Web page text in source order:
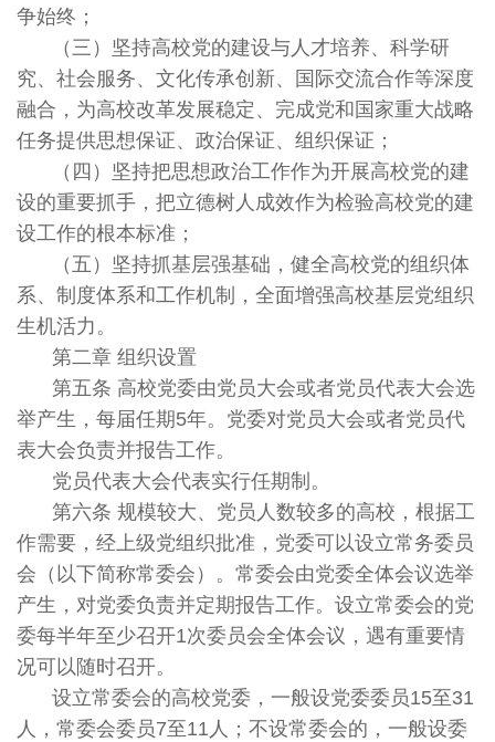
争始终；
（三）坚持高校党的建设与人才培养、科学研
究、社会服务、文化传承创新、国际交流合作等深度
融合，为高校改革发展稳定、完成党和国家重大战略
任务提供思想保证、政治保证、组织保证；
（四）坚持把思想政治工作作为开展高校党的建
设的重要抓手，把立德树人成效作为检验高校党的建
设工作的根本标准；
（五）坚持抓基层强基础，健全高校党的组织体
系、制度体系和工作机制，全面增强高校基层党组织
生机活力。
第二章 组织设置
第五条 高校党委由党员大会或者党员代表大会选
举产生，每届任期5年。党委对党员大会或者党员代
表大会负责并报告工作。
党员代表大会代表实行任期制。
第六条 规模较大、党员人数较多的高校，根据工
作需要，经上级党组织批准，党委可以设立常务委员
会（以下简称常委会）。常委会由党委全体会议选举
产生，对党委负责并定期报告工作。设立常委会的党
委每半年至少召开1次委员会全体会议，遇有重要情
况可以随时召开。
设立常委会的高校党委，一般设党委委员15至31
人，常委会委员7至11人；不设常委会的，一般设委